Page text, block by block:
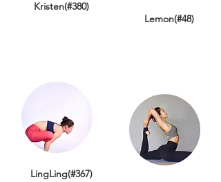
Kristen(#380)
LingLing(#367)
Lemon(#48)